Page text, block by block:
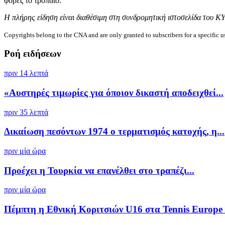
Η πλήρης είδηση είναι διαθέσιμη στη συνδρομητική ιστοσελίδα του
Copyrights belong to the CNA and are only granted to subscribers for a specific
Ροή ειδήσεων
πριν 14 λεπτά
«Αυστηρές τιμωρίες για όποιον δικαστή αποδειχθεί...
πριν 35 λεπτά
Δικαίωση πεσόντων 1974 ο τερματισμός κατοχής, η...
πριν μία ώρα
Προέχει η Τουρκία να επανέλθει στο τραπέζι...
πριν μία ώρα
Πέμπτη η Εθνική Κοριτσιών U16 στα Tennis Europe